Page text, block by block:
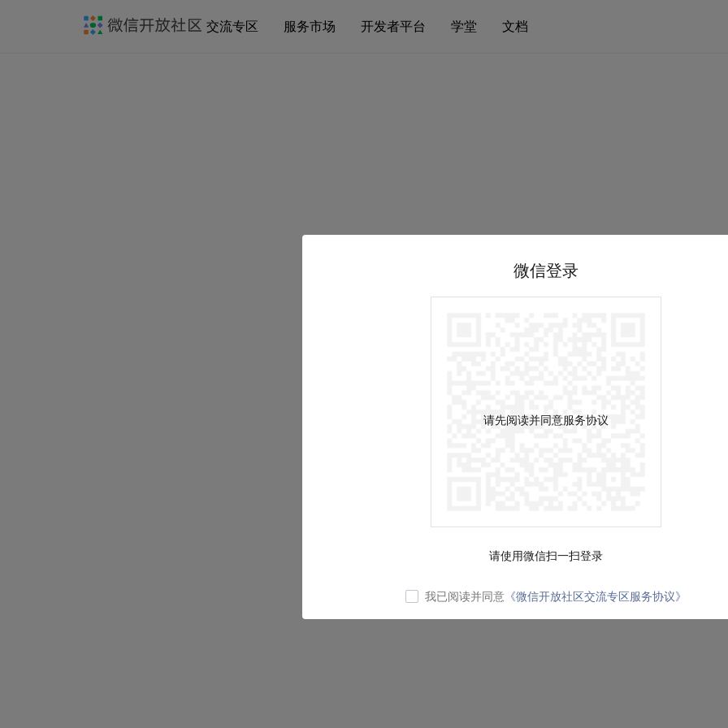
交流专区 服务市场 开发者平台 学堂 文档
微信登录
请先阅读并同意服务协议
请使用微信扫一扫登录
我已阅读并同意 《微信开放社区交流专区服务协议》